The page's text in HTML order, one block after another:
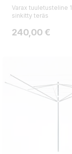
Varax tuuletusteline
sinkitty teräs
Hinta
240,00 €